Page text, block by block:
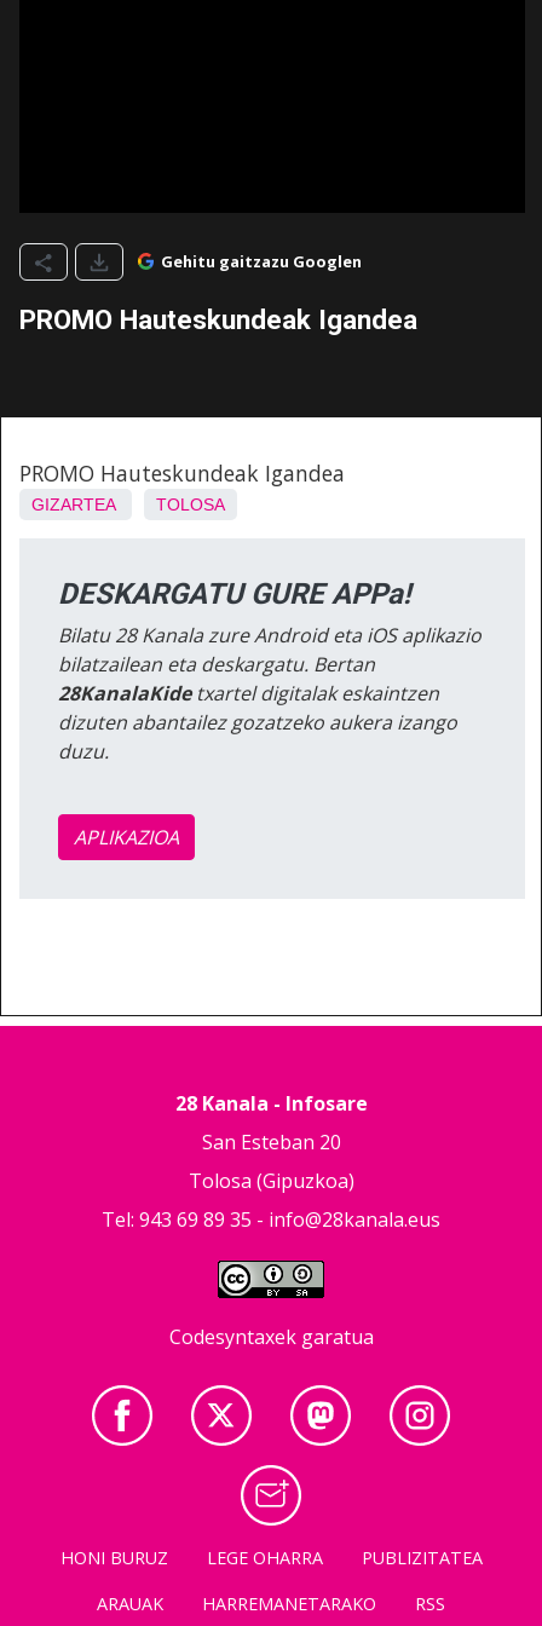
Gehitu gaitzazu Googlen
PROMO Hauteskundeak Igandea
PROMO Hauteskundeak Igandea
GIZARTEA TOLOSA
DESKARGATU GURE APPa!
Bilatu 28 Kanala zure Android eta iOS aplikazio
bilatzailean eta deskargatu. Bertan
28KanalaKidetxartel digitalak eskaintzen
dizuten abantailez gozatzeko aukera izango
duzu.
APLIKAZIOA
28 Kanala - Infosare
San Esteban 20
Tolosa (Gipuzkoa)
Tel: 943 69 89 35 - info@28kanala.eus
Codesyntaxek garatua
HONI BURUZ LEGE OHARRA
PUBLIZITATEA
ARAUAK
HARREMANETARAKO RSS